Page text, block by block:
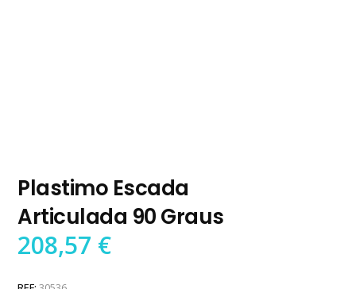
Plastimo Escada
Articulada 90 Graus
208,57 €